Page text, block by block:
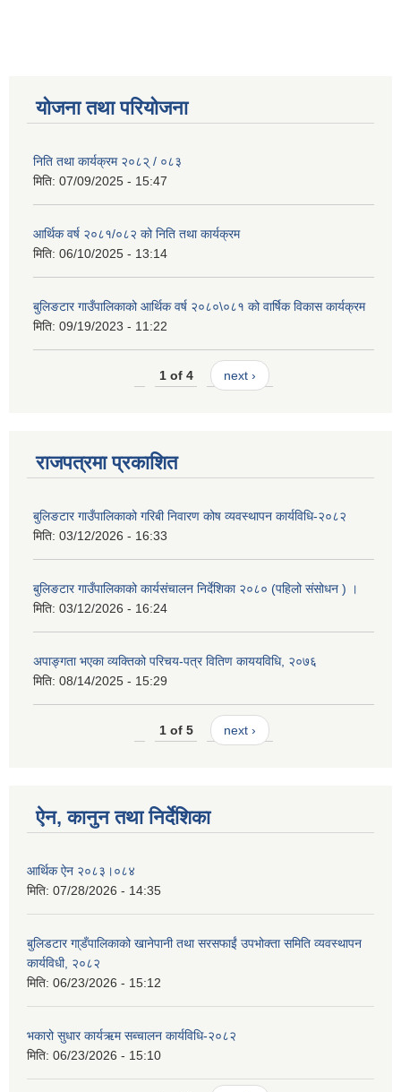
योजना तथा परियोजना
निति तथा कार्यक्रम २०८२् / ०८३
मिति: 07/09/2025 - 15:47
आर्थिक वर्ष २०८१/०८२ को निति तथा कार्यक्रम
मिति: 06/10/2025 - 13:14
बुलिङटार गाउँपालिकाको आर्थिक वर्ष २०८०\०८१ को वार्षिक विकास कार्यक्रम
मिति: 09/19/2023 - 11:22
1 of 4 next ›
राजपत्रमा प्रकाशित
बुलिङटार गाउँपालिकाको गरिबी निवारण कोष व्यवस्थापन कार्यविधि-२०८२
मिति: 03/12/2026 - 16:33
बुलिङटार गाउँपालिकाको कार्यसंचालन निर्देशिका २०८० (पहिलो संसोधन ) ।
मिति: 03/12/2026 - 16:24
अपाङ्गता भएका व्यक्तिको परिचय-पत्र वितिण काययविधि, २०७६
मिति: 08/14/2025 - 15:29
1 of 5 next ›
ऐन, कानुन तथा निर्देशिका
आर्थिक ऐन २०८३।०८४
मिति: 07/28/2026 - 14:35
बुलिडटार गा्डँपालिकाको खानेपानी तथा सरसफाईं उपभोक्ता समिति व्यवस्थापन
कार्यविधी, २०८२
मिति: 06/23/2026 - 15:12
भकारो सुधार कार्यऋम सब्चालन कार्यविधि-२०८२
मिति: 06/23/2026 - 15:10